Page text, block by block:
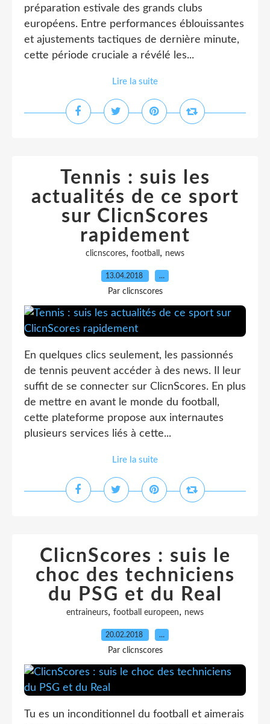
préparation estivale des grands clubs
européens. Entre performances éblouissantes
et ajustements tactiques de dernière minute,
cette période cruciale a révélé les...
Lire la suite
Tennis : suis les
actualités de ce sport
sur ClicnScores
rapidement
clicnscores, football , news
13.04.2018 …
Par clicnscores
En quelques clics seulement, les passionnés
de tennis peuvent accéder à des news. Il leur
suffit de se connecter sur ClicnScores. En plus
de mettre en avant le monde du football,
cette plateforme propose aux internautes
plusieurs services liés à cette...
Lire la suite
ClicnScores : suis le
choc des techniciens
du PSG et du Real
entraineurs, football europeen, news
20.02.2018 …
Par clicnscores
Tu es un inconditionnel du football et aimerais